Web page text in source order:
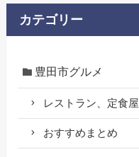
カテゴリー
豊田市グルメ
レストラン、定食屋
おすすめまとめ